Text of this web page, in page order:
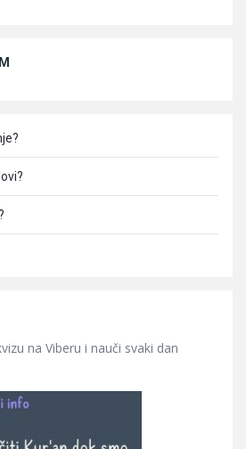
na Viberu i nauči svaki dan